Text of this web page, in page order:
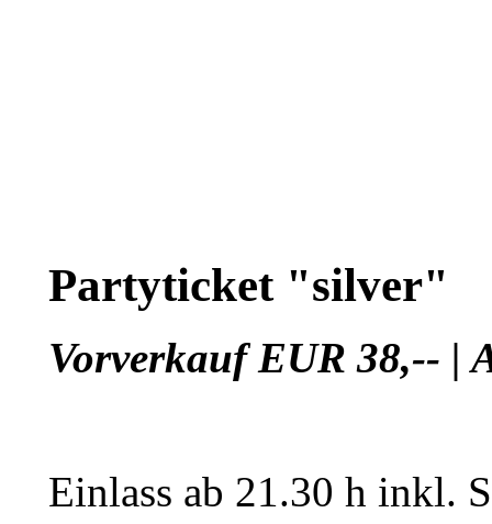
Partyticket "silver"
Vorverkauf EUR 38,-- |
Einlass ab 21.30 h inkl.